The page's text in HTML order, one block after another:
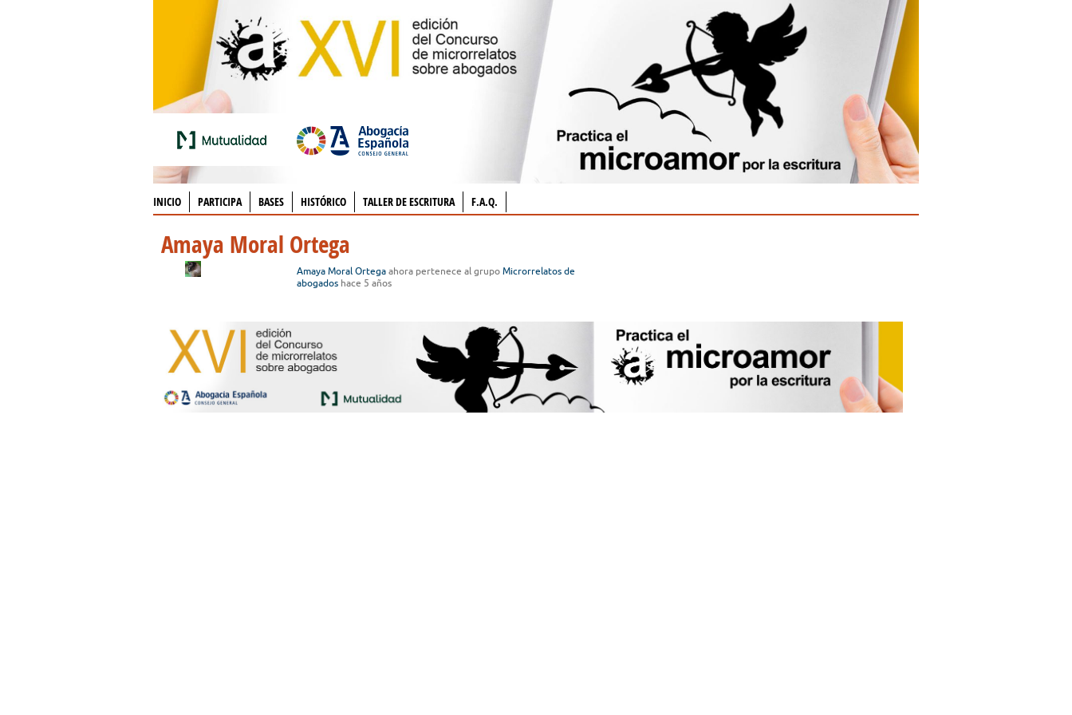
INICIO PARTICIPA BASES HISTÓRICO TALLER DE ESCRITURA F.A.Q.
Amaya Moral Ortega
Amaya Moral Ortega ahora pertenece al grupo Microrrelatos de
abogados hace 5 años